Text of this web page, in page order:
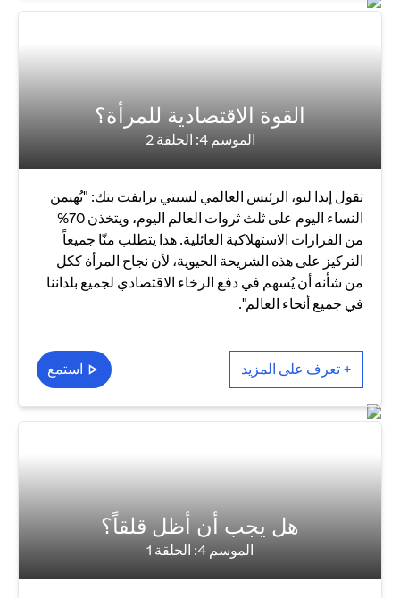
القوة الاقتصادية للمرأة؟
الموسم 4: الحلقة 2
تقول إيدا ليو، الرئيس العالمي لسيتي برايفت بنك: "تُهيمن
النساء اليوم على ثلث ثروات العالم اليوم، ويتخذن 70%
من القرارات الاستهلاكية العائلية. هذا يتطلب منّا جميعاً
التركيز على هذه الشريحة الحيوية، لأن نجاح المرأة ككل
من شأنه أن يُسهم في دفع الرخاء الاقتصادي لجميع بلداننا
في جميع أنحاء العالم".
+ تعرف على المزيد استمع
هل يجب أن أظل قلقاً؟
الموسم 4: الحلقة 1